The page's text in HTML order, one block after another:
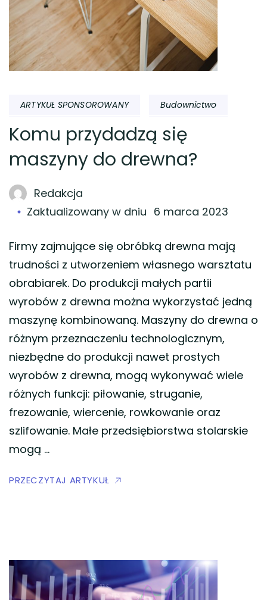
ARTYKUŁ SPONSOROWANY Budownictwo
Komu przydadzą się
maszyny do drewna?
Redakcja
Zaktualizowany w dniu 6 marca 2023
Firmy zajmujące się obróbką drewna mają
trudności z utworzeniem własnego warsztatu
obrabiarek. Do produkcji małych partii
wyrobów z drewna można wykorzystać jedną
maszynę kombinowaną. Maszyny do drewna o
różnym przeznaczeniu technologicznym,
niezbędne do produkcji nawet prostych
wyrobów z drewna, mogą wykonywać wiele
różnych funkcji: piłowanie, struganie,
frezowanie, wiercenie, rowkowanie oraz
szlifowanie. Małe przedsiębiorstwa stolarskie
mogą …
PRZECZYTAJ ARTYKUŁ